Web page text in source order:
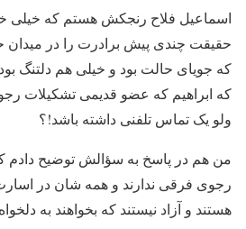
اسماعیل فلاح رنجکش هستم که خیلی
حقیقت چندی پیش برادرت را در میدان
که جویای حالت بود و خیلی هم دلتنگ
که ابراهیم که عضو قدیمی تشکیلات
ولو یک تماس تلفنی داشته باشد!؟
من هم در پاسخ به سؤالش توضیح دادم
رجوی فرقی ندارند و همه شان در
هستند و آزاد نیستند که بخواهند به